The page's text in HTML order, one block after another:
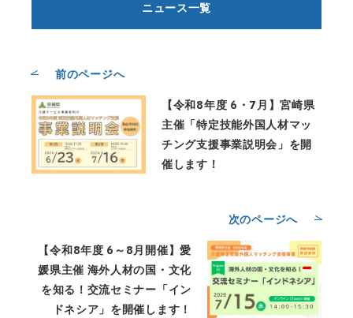
ニュース一覧
前のページへ
【令和8年度 6・7月】宮崎県
主催「特定技能外国人材マッ
チング支援事業説明会」を開
催します！
次のページへ
【令和8年度 6～8月開催】愛
媛県主催 海外人材の国・文化
を知る！交流セミナー「イン
ドネシア」を開催します！